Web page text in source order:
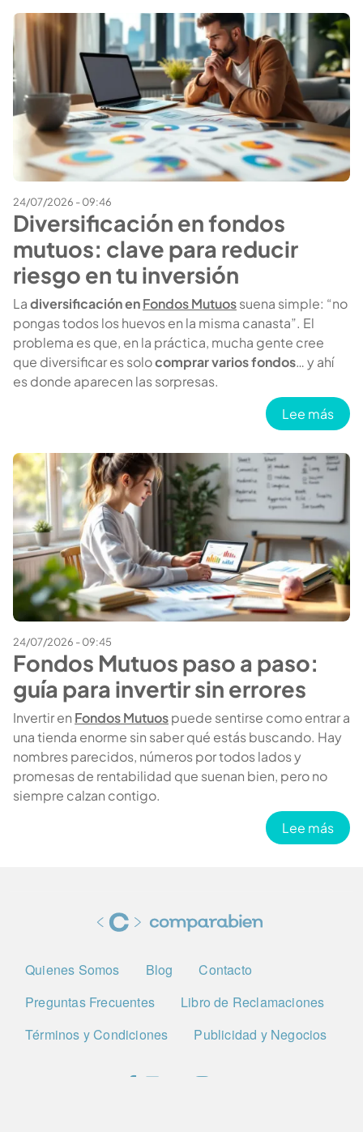
24/07/2026 - 09:46
Diversificación en fondos
mutuos: clave para reducir
riesgo en tu inversión
Ladiversificación enFondos Mutuossuena simple: “no
pongas todos los huevos en la misma canasta”. El
problema es que, en la práctica, mucha gente cree
que diversificar es solocomprar varios fondos… y ahí
es donde aparecen las sorpresas.
Lee más
24/07/2026 - 09:45
Fondos Mutuos paso a paso:
guía para invertir sin errores
Invertir en Fondos Mutuospuede sentirse como entrar a
una tienda enorme sin saber qué estás buscando. Hay
nombres parecidos, números por todos lados y
promesas de rentabilidad que suenan bien, pero no
siempre calzan contigo.
Lee más
Quienes Somos Blog
Contacto
Preguntas Frecuentes
Libro de Reclamaciones
Términos y Condiciones
Publicidad y Negocios